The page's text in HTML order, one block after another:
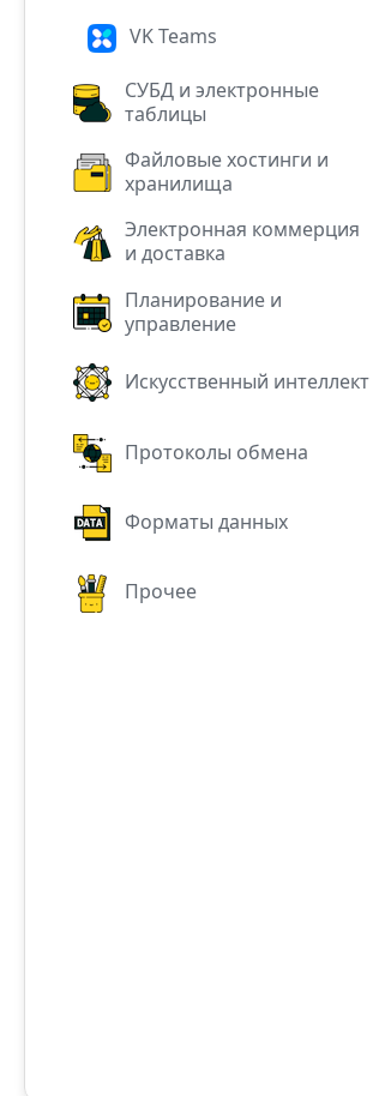
VK Teams
СУБД и электронные
таблицы
Файловые хостинги и
хранилища
Электронная коммерция
и доставка
Планирование и
управление
Искусственный интеллект
Протоколы обмена
Форматы данных
Прочее